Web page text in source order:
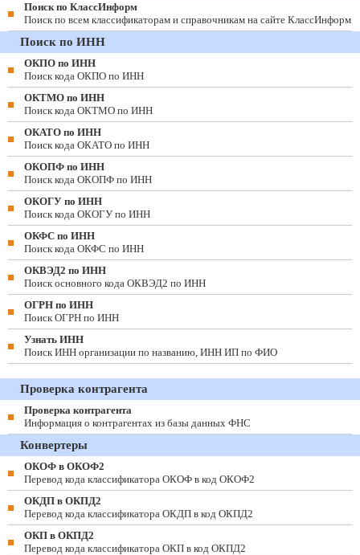
Поиск по КлассИнформ
Поиск по всем классификаторам и справочникам на сайте КлассИнформ
Поиск по ИНН
ОКПО по ИНН
Поиск кода ОКПО по ИНН
ОКТМО по ИНН
Поиск кода ОКТМО по ИНН
ОКАТО по ИНН
Поиск кода ОКАТО по ИНН
ОКОПФ по ИНН
Поиск кода ОКОПФ по ИНН
ОКОГУ по ИНН
Поиск кода ОКОГУ по ИНН
ОКФС по ИНН
Поиск кода ОКФС по ИНН
ОКВЭД2 по ИНН
Поиск основного кода ОКВЭД2 по ИНН
ОГРН по ИНН
Поиск ОГРН по ИНН
Узнать ИНН
Поиск ИНН организации по названию, ИНН ИП по ФИО
Проверка контрагента
Проверка контрагента
Информация о контрагентах из базы данных ФНС
Конвертеры
ОКОФ в ОКОФ2
Перевод кода классификатора ОКОФ в код ОКОФ2
ОКДП в ОКПД2
Перевод кода классификатора ОКДП в код ОКПД2
ОКП в ОКПД2
Перевод кода классификатора ОКП в код ОКПД2